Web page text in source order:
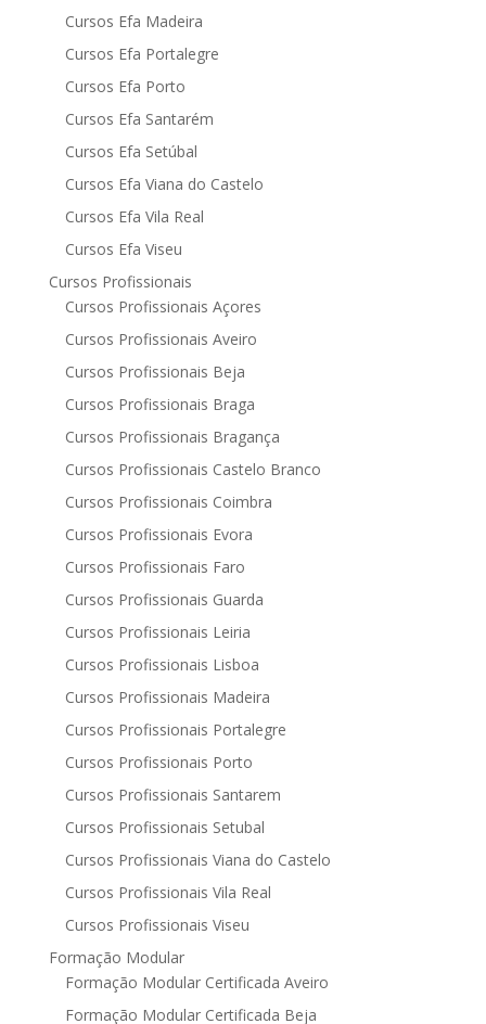
Cursos Efa Madeira
Cursos Efa Portalegre
Cursos Efa Porto
Cursos Efa Santarém
Cursos Efa Setúbal
Cursos Efa Viana do Castelo
Cursos Efa Vila Real
Cursos Efa Viseu
Cursos Profissionais
Cursos Profissionais Açores
Cursos Profissionais Aveiro
Cursos Profissionais Beja
Cursos Profissionais Braga
Cursos Profissionais Bragança
Cursos Profissionais Castelo Branco
Cursos Profissionais Coimbra
Cursos Profissionais Evora
Cursos Profissionais Faro
Cursos Profissionais Guarda
Cursos Profissionais Leiria
Cursos Profissionais Lisboa
Cursos Profissionais Madeira
Cursos Profissionais Portalegre
Cursos Profissionais Porto
Cursos Profissionais Santarem
Cursos Profissionais Setubal
Cursos Profissionais Viana do Castelo
Cursos Profissionais Vila Real
Cursos Profissionais Viseu
Formação Modular
Formação Modular Certificada Aveiro
Formação Modular Certificada Beja